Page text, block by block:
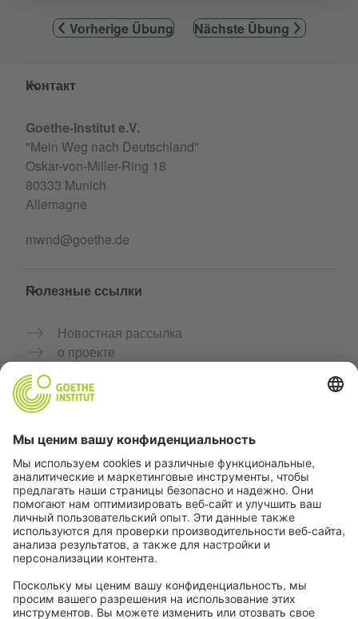
Vorherige Übung Nächste Übung
Service- und Informationsbereich
Контакт
Goethe-Institut e.V.
"Mein Weg nach Deutschland"
Oskar-von-Miller-Ring 18
80333 Munich
Allemagne
mwnd@goethe.de
Полезные ссылки
Новостная рассылка
о проекте
Сообщество «Немецкий язык для тебя»
Практикуйте немецкий бесплатно
Курсы немецкого языка от Goethe-Institut
Портал для преподавателей «Deutschstunde»
Конфиденциальность и доступность